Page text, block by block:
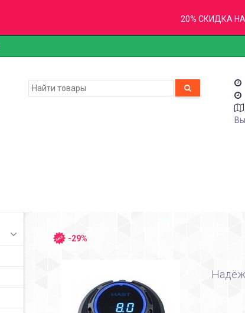
20% СКИДКА
-29%